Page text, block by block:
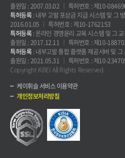
출원일 : 2007.03.02
특허번호 : 제10-
특허등록: 내부 고발 포상금 지급 시스템 및 그
2016.01.05
특허번호 : 제10-1762153
특허등록: 온라인 경영윤리 교육 시스템 및 그
출원일 : 2017.12.11
특허번호 : 제10-
특허등록: 내부고발 통합 플랫폼 제공서버 및 그
출원일 : 2021.05.31
특허번호 : 제10-
Copyright KBEI All Rights Reserved.
케이휘슬 서비스 이용약관
개인정보처리방침